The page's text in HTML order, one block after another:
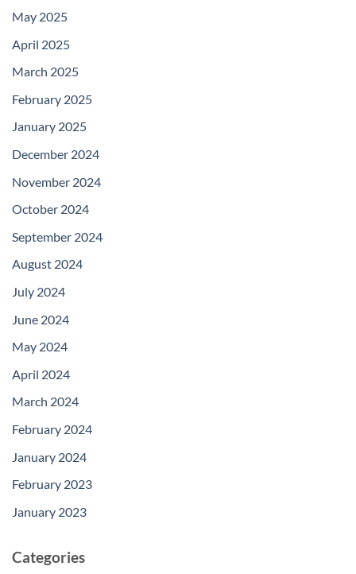
May 2025
April 2025
March 2025
February 2025
January 2025
December 2024
November 2024
October 2024
September 2024
August 2024
July 2024
June 2024
May 2024
April 2024
March 2024
February 2024
January 2024
February 2023
January 2023
Categories